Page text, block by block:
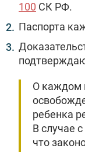
100 СК РФ.
Паспорта
О каждом
ребенка
В случае
что